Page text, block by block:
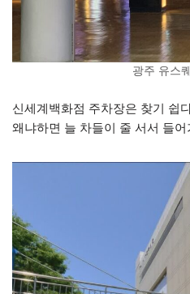
광주 유스
신세계백화점 주차장은 찾기 쉽
왜냐하면 늘 차들이 줄 서서 들